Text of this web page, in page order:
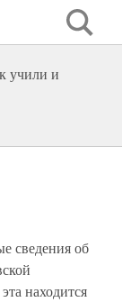
учили и
сведения об
находится